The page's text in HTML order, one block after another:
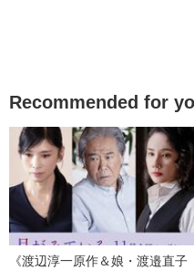
Recommended for
《渡辺淳一原作＆娘・渡邉直子